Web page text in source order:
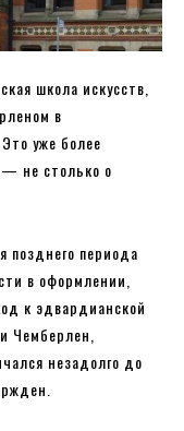
школа искусств,
в
уже более
не столько о
позднего периода
в оформлении,
к эдвардианской
Чемберлен,
незадолго до